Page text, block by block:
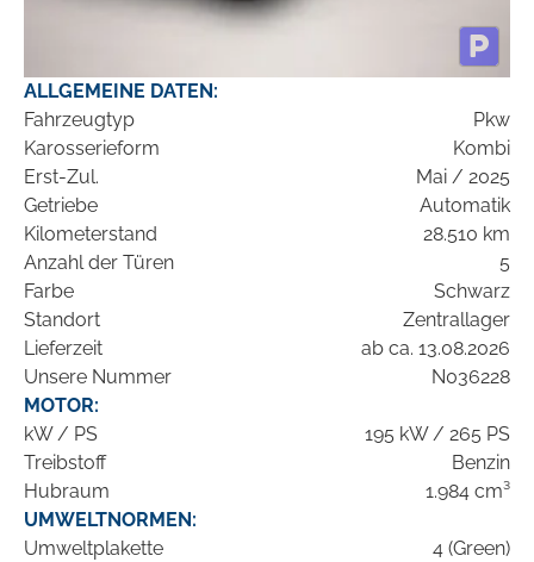
ALLGEMEINE DATEN:
Fahrzeugtyp
Pkw
Karosserieform
Kombi
Erst-Zul.
Mai / 2025
Getriebe
Automatik
Kilometerstand
28.510 km
Anzahl der Türen
5
Farbe
Schwarz
Standort
Zentrallager
Lieferzeit
ab ca. 13.08.2026
Unsere Nummer
N036228
MOTOR:
kW / PS
195 kW / 265 PS
Treibstoff
Benzin
Hubraum
1.984 cm³
UMWELTNORMEN:
Umweltplakette
4 (Green)